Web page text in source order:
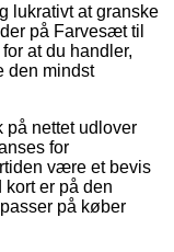
lukrativt at granske
på Farvesæt til
at du handler,
den mindst
på nettet udlover
for
være et bevis
er på den
på køber